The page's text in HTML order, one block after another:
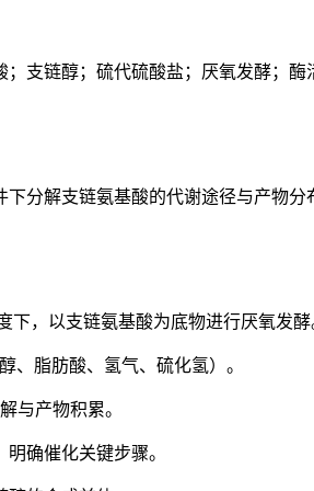
支链醇；硫代硫酸盐；厌氧发酵；酶
分解支链氨基酸的代谢途径与产物
下，以支链氨基酸为底物进行厌氧发酵
、脂肪酸、氢气、硫化氢）。
与产物积累。
确催化关键步骤。